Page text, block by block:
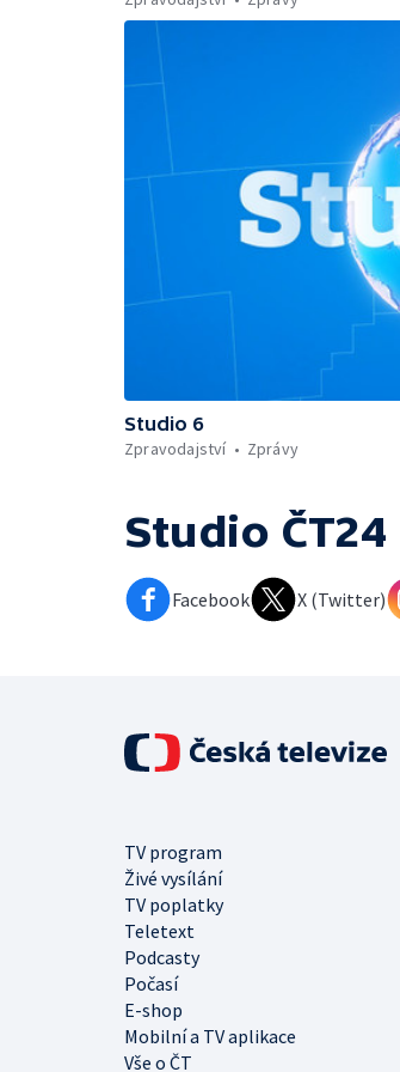
Studio 6
Zpravodajství
Zprávy
Studio ČT24
Facebook X (Twitter)
TV program
Živé vysílání
TV poplatky
Teletext
Podcasty
Počasí
E-shop
Mobilní a TV aplikace
Vše o ČT